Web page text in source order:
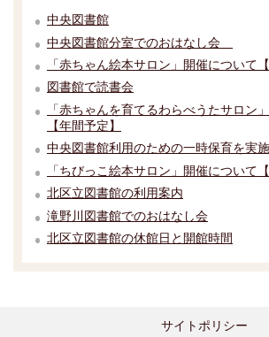
中央図書館
中央図書館分室でのおはなし会
「赤ちゃん絵本サロン」開催について
図書館で読書会
「赤ちゃんを育てるわらべうたサロン
【年間予定】
中央図書館利用のための一時保育を実施
「ちびっこ絵本サロン」開催について
北区立図書館の利用案内
滝野川図書館でのおはなし会
北区立図書館の休館日と開館時間
サイトポリシー